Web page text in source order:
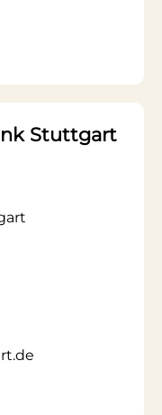
Stuttgart